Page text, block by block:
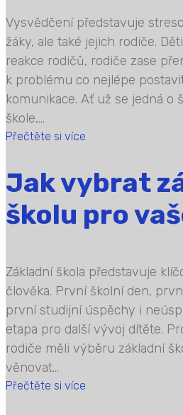
Vysvědčení představuje
žáky, ale také jejich rodiče.
reakce rodičů, rodiče zase
k problému co nejlépe
komunikace. Ať už se jedná o
škole,...
Přečtěte si více
Jak vybrat
školu pro
Základní škola představuje
člověka. První školní den,
první studijní úspěchy i
etapa pro další vývoj dítěte.
rodiče měli výběru základní
věnovat...
Přečtěte si více